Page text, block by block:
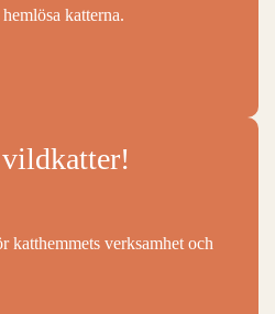
katterna.
verksamhet och